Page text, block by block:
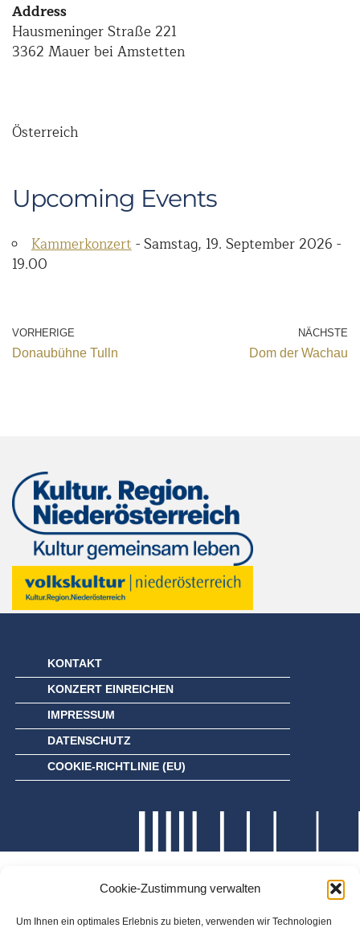
Cookie-Zustimmung verwalten
Um Ihnen ein optimales Erlebnis zu bieten, verwenden wir Technologien
Address
Hausmeninger Straße 221
3362 Mauer bei Amstetten
Österreich
Upcoming Events
Kammerkonzert- Samstag, 19. September 2026 -
19.00
VORHERIGE
Donaubühne Tulln
NÄCHSTE
Dom der Wachau
KONTAKT
KONZERT EINREICHEN
IMPRESSUM
DATENSCHUTZ
COOKIE-RICHTLINIE (EU)